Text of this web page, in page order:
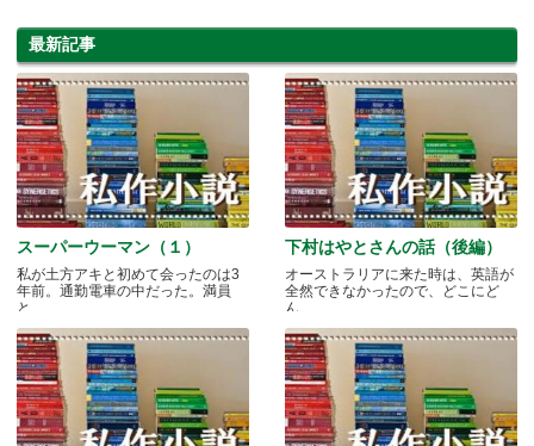
最新記事
スーパーウーマン（１）
私が土方アキと初めて会ったのは3
年前。通勤電車の中だった。満員
と.....
下村はやとさんの話（後編）
オーストラリアに来た時は、英語が
全然できなかったので、どこにど
ん.....